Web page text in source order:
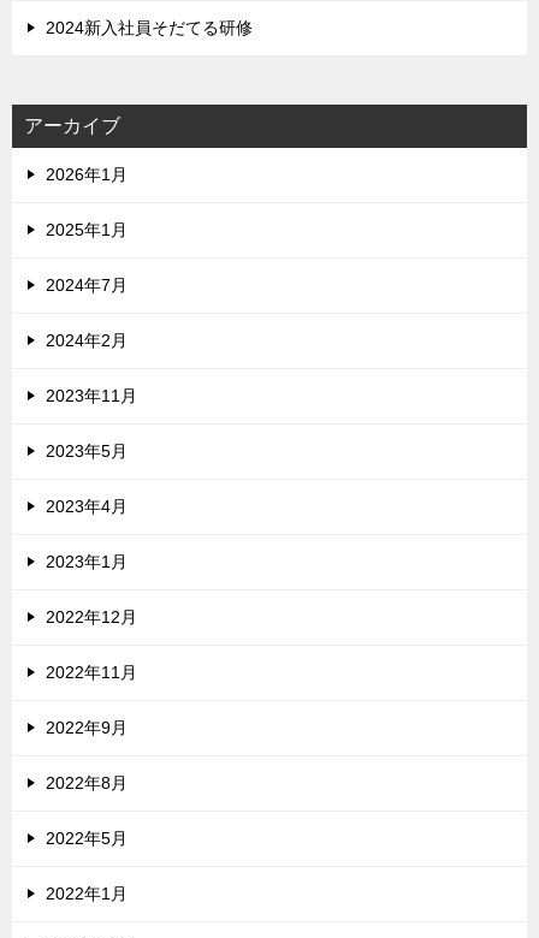
2024新入社員そだてる研修
アーカイブ
2026年1月
2025年1月
2024年7月
2024年2月
2023年11月
2023年5月
2023年4月
2023年1月
2022年12月
2022年11月
2022年9月
2022年8月
2022年5月
2022年1月